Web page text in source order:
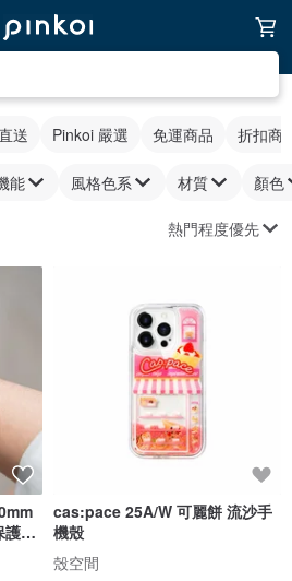
送 Pinkoi 嚴選 免運商品 折扣商
能 風格色系 材質 顏色
熱門程度優先
錶
cas:pace 25A/W 可麗餅 流沙手
機殼
殼空間